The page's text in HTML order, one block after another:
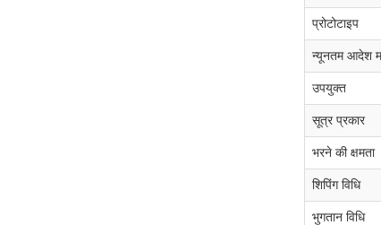
प्रोटोटाइप
न्यूनतम आदेश
उपयुक्त
सूत्र प्रकार
भरने की क्षमता
शिपिंग विधि
भुगतान विधि